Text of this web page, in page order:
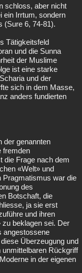
schloss, aber nicht
ein Irrtum, sondern
(Sure 6, 74-81).
Tätigkeitsfeld
und die Sunna
der Muslime
ist eine starke
und der
sich in dem Masse,
anders fundierten
der genannten
fremden
die Frage nach dem
«Welt» und
Pragmatismus war die
des
Botschaft, die
ja sie erst
und ihren
beklagen sei. Der
angestossene
Überzeugung und
Rückgriff
in der eigenen